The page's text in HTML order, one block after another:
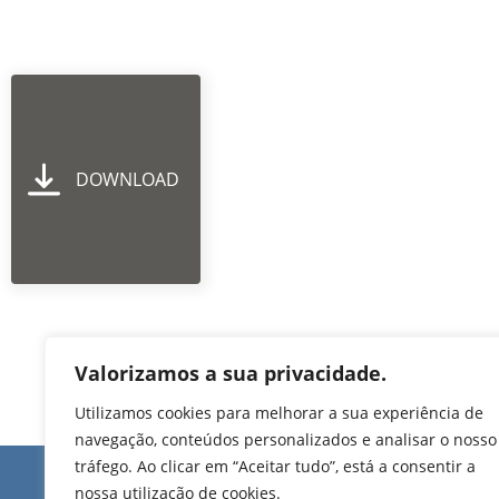
Valorizamos a sua privacidade.
Utilizamos cookies para melhorar a sua experiência de
navegação, conteúdos personalizados e analisar o nosso
tráfego. Ao clicar em “Aceitar tudo”, está a consentir a
nossa utilização de cookies.
DOWNLOAD
Edifício de Jovim